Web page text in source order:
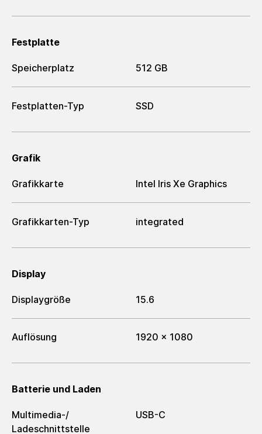
Festplatte
Speicherplatz 512 GB
Festplatten-Typ SSD
Grafik
Grafikkarte Intel Iris Xe Graphics
Grafikkarten-Typ integrated
Display
Displaygröße 15.6
Auflösung 1920 x 1080
Batterie und Laden
Multimedia-/​
Ladeschnittstelle
USB-C